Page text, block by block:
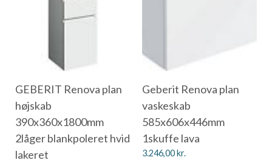
GEBERIT Renova plan
højskab
390x360x1800mm
2låger blankpoleret hvid
lakeret
Geberit Renova plan
vaskeskab
585x606x446mm
1skuffe lava
3.246,00kr.